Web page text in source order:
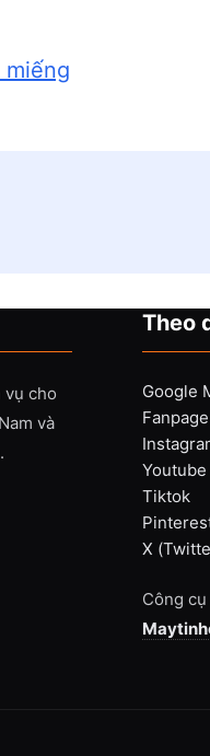
vụ cho
và
Theo
Google
Fanpage
Youtube
Tiktok
X
Công cụ